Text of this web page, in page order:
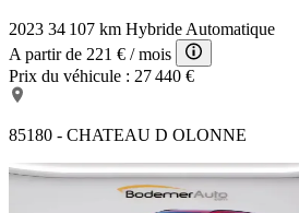
2023 34 107 km Hybride Automatique
A partir de 221 € / mois
Prix du véhicule : 27 440 €
85180 - CHATEAU D OLONNE